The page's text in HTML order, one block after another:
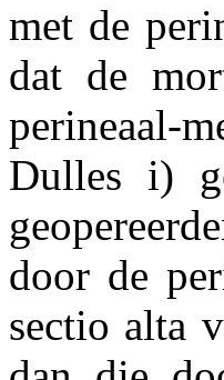
met de
dat de
perineaal-
Dulles i)
door de
sectio alta